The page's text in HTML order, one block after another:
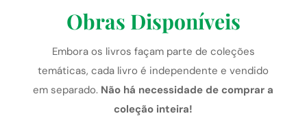
Obras Disponíveis
Embora os livros façam parte de coleções
temáticas, cada livro é independente e vendido
em separado. Não há necessidade de comprar a
coleção inteira!